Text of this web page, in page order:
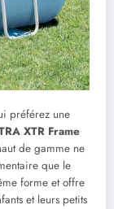
préférez une
XTR Frame
de gamme ne
que le
forme et offre
et leurs petits